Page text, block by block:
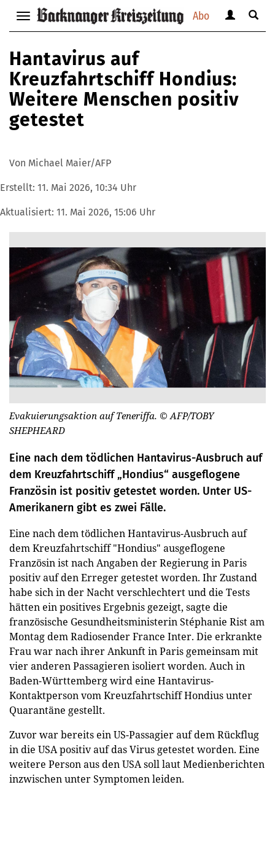
Abo
Navigation
anzeigen
verbergen
anzeigen
Suche
Hantavirus auf
Kreuzfahrtschiff Hondius:
Weitere Menschen positiv
getestet
Von Michael Maier/AFP
Erstellt: 11. Mai 2026, 10:34 Uhr
Aktualisiert: 11. Mai 2026, 15:06 Uhr
Evakuierungsaktion auf Teneriffa. © AFP/TOBY
SHEPHEARD
Eine nach dem tödlichen Hantavirus-Ausbruch auf
dem Kreuzfahrtschiff „Hondius“ ausgeflogene
Französin ist positiv getestet worden. Unter US-
Amerikanern gibt es zwei Fälle.
Eine nach dem tödlichen Hantavirus-Ausbruch auf
dem Kreuzfahrtschiff "Hondius" ausgeflogene
Französin ist nach Angaben der Regierung in Paris
positiv auf den Erreger getestet worden. Ihr Zustand
habe sich in der Nacht verschlechtert und die Tests
hätten ein positives Ergebnis gezeigt, sagte die
französische Gesundheitsministerin Stéphanie Rist am
Montag dem Radiosender France Inter. Die erkrankte
Frau war nach ihrer Ankunft in Paris gemeinsam mit
vier anderen Passagieren isoliert worden. Auch in
Baden-Württemberg wird eine Hantavirus-
Kontaktperson vom Kreuzfahrtschiff Hondius unter
Quarantäne gestellt.
Zuvor war bereits ein US-Passagier auf dem Rückflug
in die USA positiv auf das Virus getestet worden. Eine
weitere Person aus den USA soll laut Medienberichten
inzwischen unter Symptomen leiden.